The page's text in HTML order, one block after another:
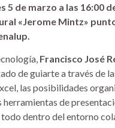
5 de marzo a las 16:00
«Jerome Mintz»
Francisco José
de guiarte a través de
las posibilidades
herramientas de
dentro del entorno